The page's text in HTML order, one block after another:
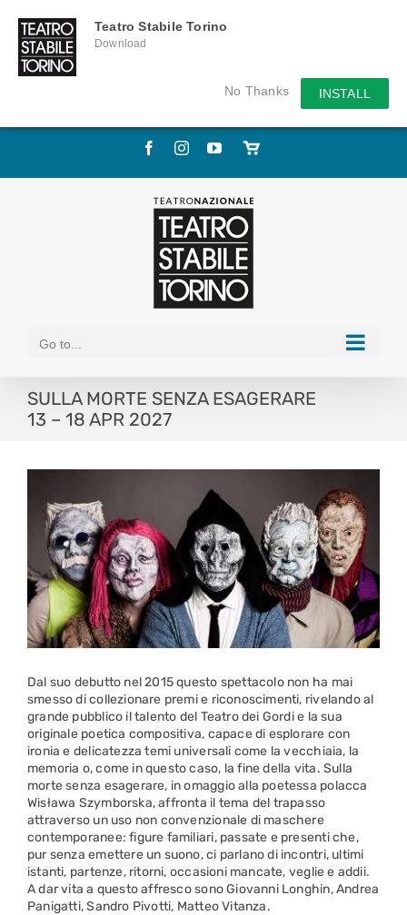
Teatro Stabile Torino
Download
No Thanks INSTALL
Skip
FacebookInstagramYouTube
Store
Go to...
SULLA MORTE SENZA ESAGERARE
13 – 18 APR 2027
Dal suo debutto nel 2015 questo spettacolo non ha mai
smesso di collezionare premi e riconoscimenti, rivelando al
grande pubblico il talento del Teatro dei Gordi e la sua
originale poetica compositiva, capace di esplorare con
ironia e delicatezza temi universali come la vecchiaia, la
memoria o, come in questo caso, la fine della vita. Sulla
morte senza esagerare, in omaggio alla poetessa polacca
Wisława Szymborska, affronta il tema del trapasso
attraverso un uso non convenzionale di maschere
contemporanee: figure familiari, passate e presenti che,
pur senza emettere un suono, ci parlano di incontri, ultimi
istanti, partenze, ritorni, occasioni mancate, veglie e addii.
A dar vita a questo affresco sono Giovanni Longhin, Andrea
Panigatti, Sandro Pivotti, Matteo Vitanza.